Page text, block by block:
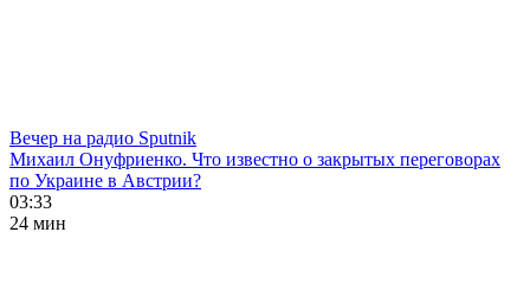
Вечер на радио Sputnik
Михаил Онуфриенко. Что известно о закрытых переговорах
по Украине в Австрии?
03:33
24 мин